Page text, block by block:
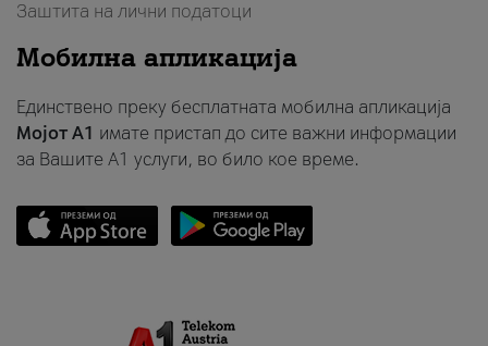
Заштита на лични податоци
Мобилна апликација
Единствено преку бесплатната мобилна апликација
Мојот A1 имате пристап до сите важни информации
за Вашите A1 услуги, во било кое време.